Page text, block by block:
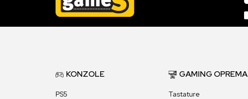
KONZOLE
PS5
GAMING OPREMA
Tastature